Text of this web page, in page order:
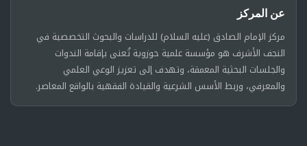
عن المركز
مركز الإمام الصادق (عليه السلام) للدراسات والبحوث التخصصية في
النجف الأشرف هو مؤسسة علمية حوزوية تُعنى بإقامة الندوات
والجلسات البحثية المعمقة، وتهدف إلى تعزيز الوعي العلمي
والمعرفي، وربط الأسس الشرعية والقيادة الفقهية بالواقع المعاصر.